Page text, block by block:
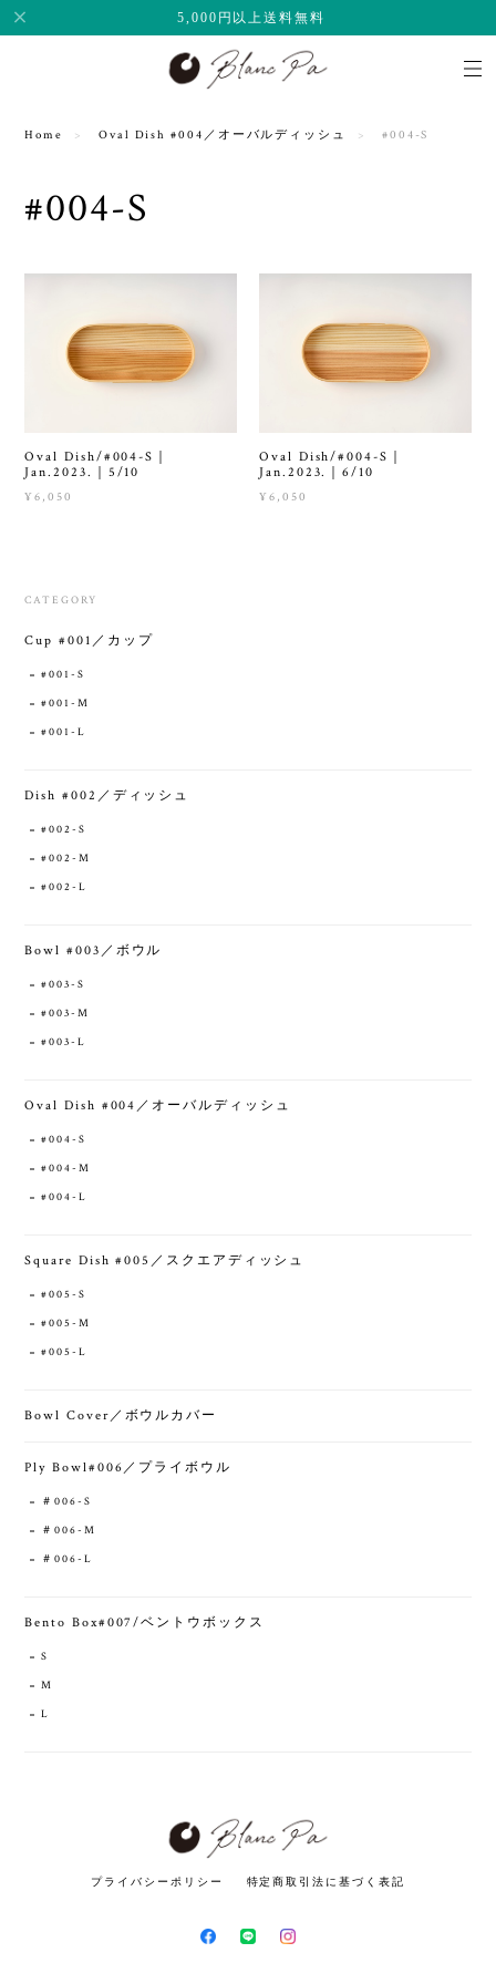
5,000円以上送料無料
Home Oval Dish #004／オーバルディッシュ #004-S
#004-S
Oval Dish/#004-S｜
Jan.2023.｜5/10
¥6,050
Oval Dish/#004-S｜
Jan.2023.｜6/10
¥6,050
CATEGORY
Cup #001／カップ
#001-S
#001-M
#001-L
Dish #002／ディッシュ
#002-S
#002-M
#002-L
Bowl #003／ボウル
#003-S
#003-M
#003-L
Oval Dish #004／オーバルディッシュ
#004-S
#004-M
#004-L
Square Dish #005／スクエアディッシュ
#005-S
#005-M
#005-L
Bowl Cover／ボウルカバー
Ply Bowl#006／プライボウル
＃006-S
＃006-M
＃006-L
Bento Box#007/ベントウボックス
S
M
L
プライバシーポリシー 特定商取引法に基づく表記